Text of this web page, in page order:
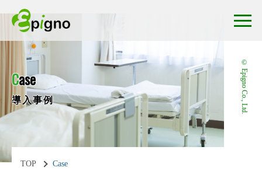
Case
導入事例 © Epigno Co., Ltd.
TOP Case